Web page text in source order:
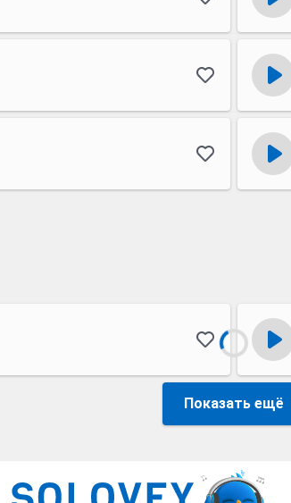
Показать ещё